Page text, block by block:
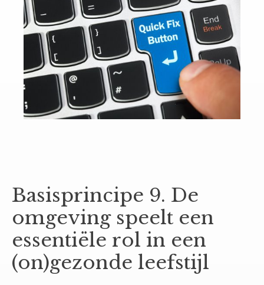
Basisprincipe 9. De
omgeving speelt een
essentiële rol in een
(on)gezonde leefstijl